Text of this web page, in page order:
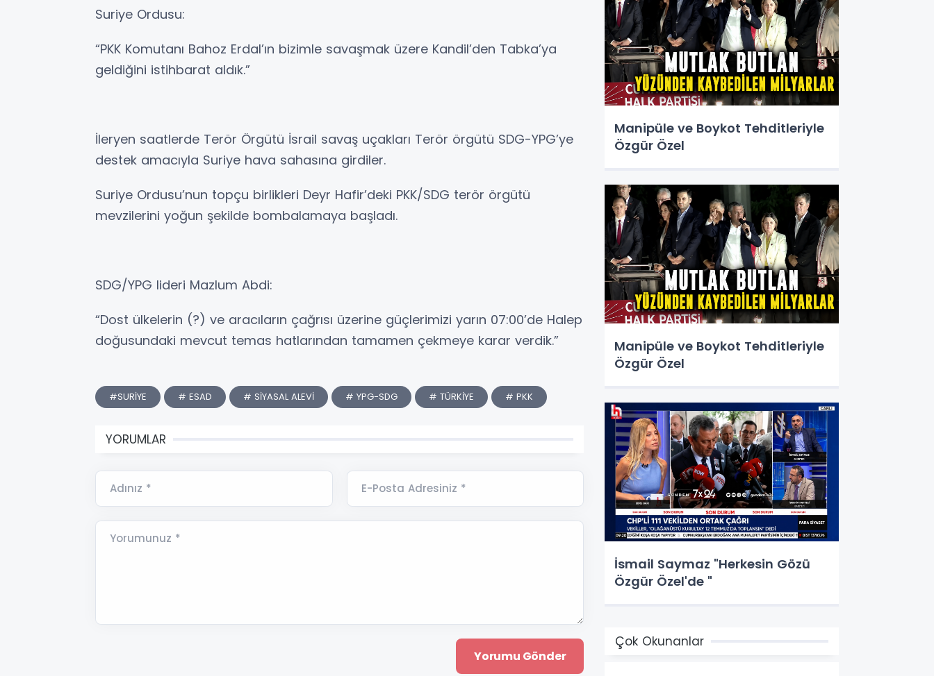
Suriye Ordusu:
“PKK Komutanı Bahoz Erdal’ın bizimle savaşmak üzere Kandil’den Tabka’ya
geldiğini istihbarat aldık.”
İleryen saatlerde Terör Örgütü İsrail savaş uçakları Terör örgütü SDG-YPG’ye
destek amacıyla Suriye hava sahasına girdiler.
Suriye Ordusu’nun topçu birlikleri Deyr Hafir’deki PKK/SDG terör örgütü
mevzilerini yoğun şekilde bombalamaya başladı.
SDG/YPG lideri Mazlum Abdi:
“Dost ülkelerin (?) ve aracıların çağrısı üzerine güçlerimizi yarın 07:00’de Halep
doğusundaki mevcut temas hatlarından tamamen çekmeye karar verdik.”
#SURİYE # ESAD # SİYASAL ALEVİ # YPG-SDG # TÜRKİYE # PKK
YORUMLAR
Adınız * E-Posta Adresiniz *
Yorumunuz *
Manipüle ve Boykot Tehditleriyle
Özgür Özel
Manipüle ve Boykot Tehditleriyle
Özgür Özel
İsmail Saymaz "Herkesin Gözü
Özgür Özel'de "
Çok Okunanlar